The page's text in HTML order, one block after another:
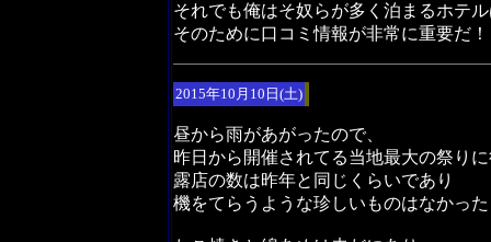
それでも俺はそ奴らが多く泊まるホテ
そのために口コミ情報が非常に重要だ！
2015年10月10日(土)
昼から雨があがったので、
昨日から開催されてる当地最大の祭り
露店の数は昨年と同じくらいであり
機をてらうような珍しいものはなかっ